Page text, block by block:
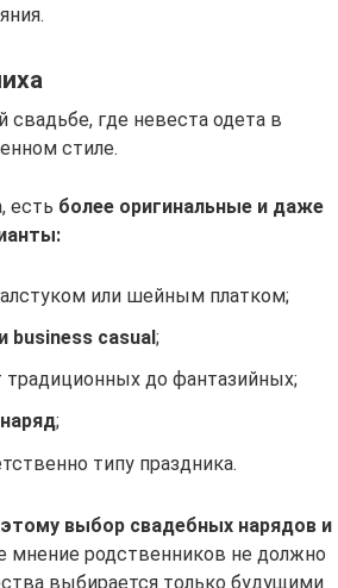
где невеста одета в
стиле.
есть более оригинальные и даже
или шейным платком;
business casual;
до фантазийных;
;
типу праздника.
выбор свадебных нарядов и
мнение родственников не должно
выбирается только будущими